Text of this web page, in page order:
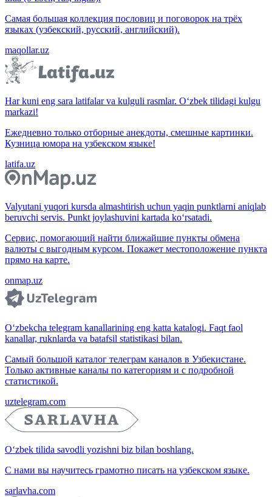
Самая большая коллекция пословиц и поговорок на трёх
языках (узбекский, русский, английский).
maqollar.uz
Har kuni eng sara latifalar va kulguli rasmlar. O‘zbek tilidagi kulgu
markazi!
Ежедневно только отборные анекдоты, смешные картинки.
Кузница юмора на узбекском языке!
latifa.uz
Valyutani yuqori kursda almashtirish uchun yaqin punktlarni aniqlab
beruvchi servis. Punkt joylashuvini kartada ko‘rsatadi.
Сервис, помогающий найти ближайшие пункты обмена
валюты с выгодным курсом. Покажет местоположение пункта
прямо на карте.
onmap.uz
O‘zbekcha telegram kanallarining eng katta katalogi. Faqt faol
kanallar, ruknlarda va batafsil statistikasi bilan.
Самый большой каталог телеграм каналов в Узбекистане.
Только активные каналы по категориям и с подробной
статистикой.
uztelegram.com
O‘zbek tilida savodli yozishni biz bilan boshlang.
С нами вы научитесь грамотно писать на узбекском языке.
sarlavha.com